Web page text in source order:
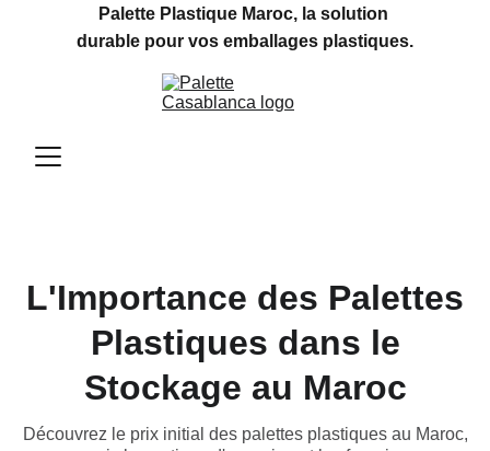
Palette Plastique Maroc, la solution
durable pour vos emballages plastiques.
L'Importance des Palettes
Plastiques dans le
Stockage au Maroc
Découvrez le prix initial des palettes plastiques au Maroc,